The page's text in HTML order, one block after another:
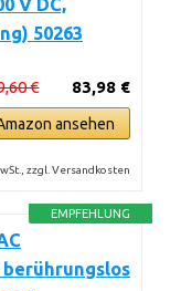
V DC,
50263
83,98 €
€
ansehen
zzgl. Versandkosten
EMPFEHLUNG